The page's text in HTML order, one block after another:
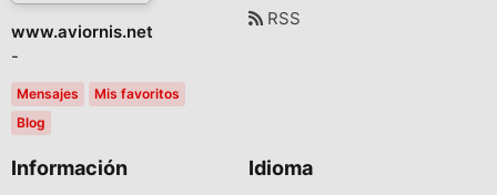
www.aviornis.net
-
Mensajes
Mis favoritos
Blog
RSS
Información Idioma